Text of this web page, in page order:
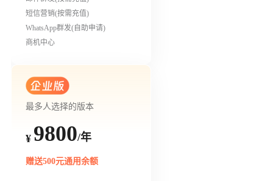
短信营销(按需充值)
WhatsApp群发(自助申请)
商机中心
最多人选择的版本
¥ 9800/年
赠送500元通用余额